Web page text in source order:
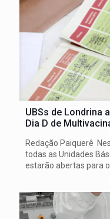
UBSs de Londrina
Dia D de
Redação Paiquerê
todas as Unidades
estarão abertas para